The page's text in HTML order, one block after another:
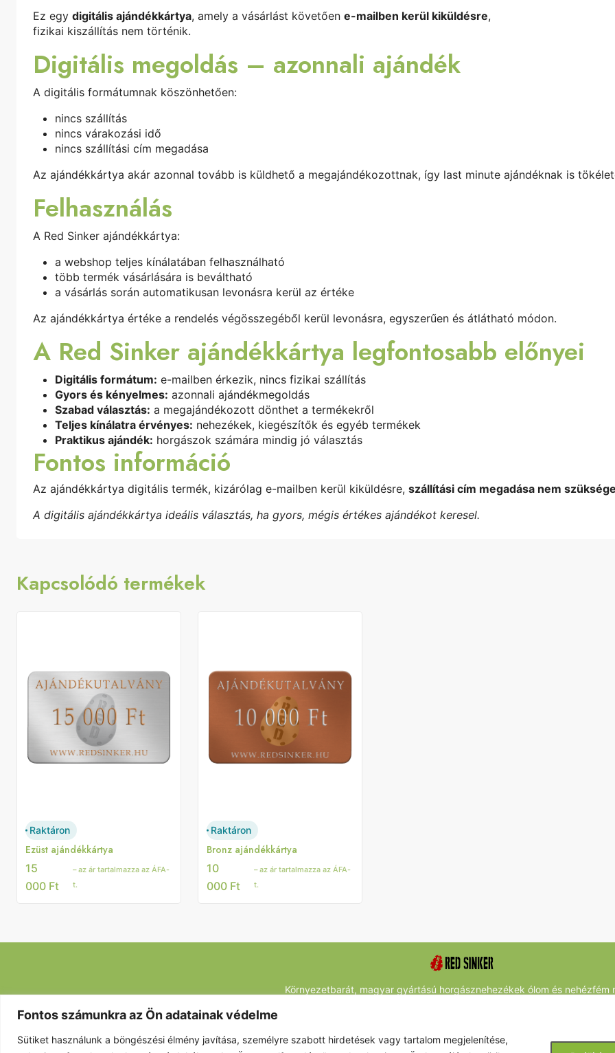
Fontos számunkra az Ön adatainak védelme
Sütiket használunk a böngészési élmény javítása, személyre szabott hirdetések vagy tartalom megjelenítése,
Ez egy digitális ajándékkártya, amely a vásárlást követően e-mailben kerül kiküldésre,
fizikai kiszállítás nem történik.
Digitális megoldás – azonnali ajándék
A digitális formátumnak köszönhetően:
nincs szállítás
nincs várakozási idő
nincs szállítási cím megadása
Az ajándékkártya akár azonnal tovább is küldhető a megajándékozottnak, így last minute ajándéknak is
Felhasználás
A Red Sinker ajándékkártya:
a webshop teljes kínálatában felhasználható
több termék vásárlására is beváltható
a vásárlás során automatikusan levonásra kerül az értéke
Az ajándékkártya értéke a rendelés végösszegéből kerül levonásra, egyszerűen és átlátható módon.
A Red Sinker ajándékkártya legfontosabb előnyei
Digitális formátum: e-mailben érkezik, nincs fizikai szállítás
Gyors és kényelmes: azonnali ajándékmegoldás
Szabad választás: a megajándékozott dönthet a termékekről
Teljes kínálatra érvényes: nehezékek, kiegészítők és egyéb termékek
Praktikus ajándék: horgászok számára mindig jó választás
Fontos információ
Az ajándékkártya digitális termék, kizárólag e-mailben kerül kiküldésre, szállítási cím megadása nem
A digitális ajándékkártya ideális választás, ha gyors, mégis értékes ajándékot keresel.
Kapcsolódó termékek
Raktáron
Ezüst ajándékkártya
15
000 Ft
– az ár tartalmazza az ÁFA-
t.
Raktáron
Bronz ajándékkártya
10
000 Ft
– az ár tartalmazza az ÁFA-
t.
Környezetbarát, magyar gyártású horgásznehezékek ólom és nehézfém
Impresszum
Elállási jog és visszaküldés